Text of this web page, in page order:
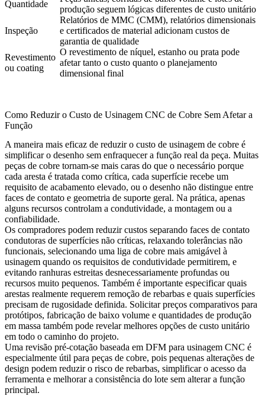
Quantidade
produção seguem lógicas diferentes de custo unitário
Inspeção
Relatórios de MMC (CMM), relatórios dimensionais
e certificados de material adicionam custos de
garantia de qualidade
Revestimento
ou coating
O revestimento de níquel, estanho ou prata pode
afetar tanto o custo quanto o planejamento
dimensional final
Como Reduzir o Custo de Usinagem CNC de Cobre Sem Afetar a
Função
A maneira mais eficaz de reduzir o custo de usinagem de cobre é
simplificar o desenho sem enfraquecer a função real da peça. Muitas
peças de cobre tornam-se mais caras do que o necessário porque
cada aresta é tratada como crítica, cada superfície recebe um
requisito de acabamento elevado, ou o desenho não distingue entre
faces de contato e geometria de suporte geral. Na prática, apenas
alguns recursos controlam a condutividade, a montagem ou a
confiabilidade.
Os compradores podem reduzir custos separando faces de contato
condutoras de superfícies não críticas, relaxando tolerâncias não
funcionais, selecionando uma liga de cobre mais amigável à
usinagem quando os requisitos de condutividade permitirem, e
evitando ranhuras estreitas desnecessariamente profundas ou
recursos muito pequenos. Também é importante especificar quais
arestas realmente requerem remoção de rebarbas e quais superfícies
precisam de rugosidade definida. Solicitar preços comparativos para
protótipos, fabricação de baixo volume e quantidades de produção
em massa também pode revelar melhores opções de custo unitário
em todo o caminho do projeto.
Uma revisão pré-cotação baseada em DFM para usinagem CNC é
especialmente útil para peças de cobre, pois pequenas alterações de
design podem reduzir o risco de rebarbas, simplificar o acesso da
ferramenta e melhorar a consistência do lote sem alterar a função
principal.